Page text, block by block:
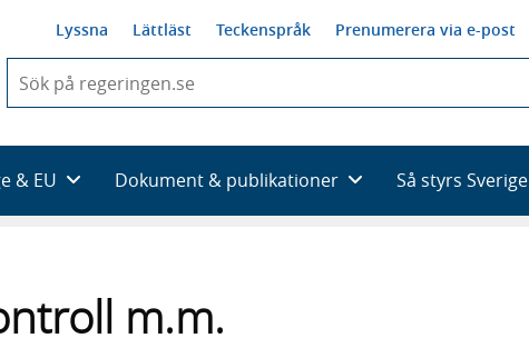
Lyssna Lättläst Teckenspråk Prenumerera via e-post
du
skriva
framträder
en
& EU Dokument & publikationer Så styrs Sverige
m.m.